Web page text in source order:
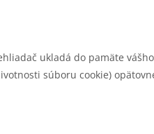
ukladá do pamäte
súboru cookie)